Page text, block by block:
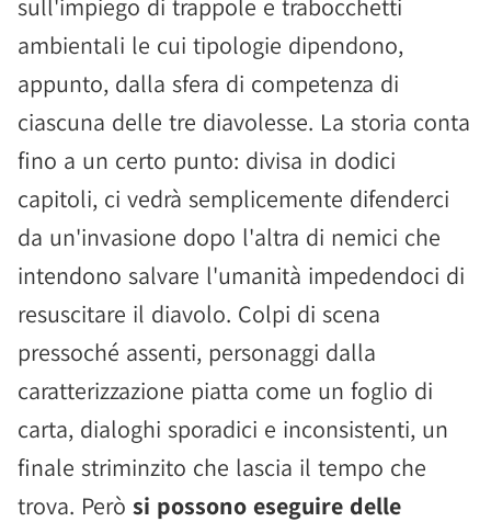
sull'impiego di trappole e trabocchetti
ambientali le cui tipologie dipendono,
appunto, dalla sfera di competenza di
ciascuna delle tre diavolesse. La storia conta
fino a un certo punto: divisa in dodici
capitoli, ci vedrà semplicemente difenderci
da un'invasione dopo l'altra di nemici che
intendono salvare l'umanità impedendoci di
resuscitare il diavolo. Colpi di scena
pressoché assenti, personaggi dalla
caratterizzazione piatta come un foglio di
carta, dialoghi sporadici e inconsistenti, un
finale striminzito che lascia il tempo che
trova. Però si possono eseguire delle